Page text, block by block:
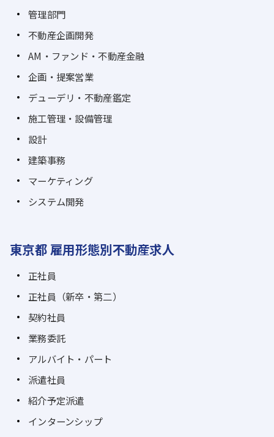
管理部門
不動産企画開発
AM・ファンド・不動産金融
企画・提案営業
デューデリ・不動産鑑定
施工管理・設備管理
設計
建築事務
マーケティング
システム開発
東京都 雇用形態別不動産求人
正社員
正社員（新卒・第二）
契約社員
業務委託
アルバイト・パート
派遣社員
紹介予定派遣
インターンシップ